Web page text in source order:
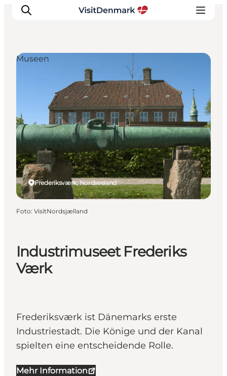
Inspiration
Regionen
Erlebnisse
Unterkünfte
Reiseplanung
Industrimuseet Frederiks
Værk
Frederiksværk ist Dänemarks erste
Industriestadt. Die Könige und der Kanal
spielten eine entscheidende Rolle.
Mehr Information
Frederiksværk, Nordseeland
Museen
Foto: VisitNordsjælland